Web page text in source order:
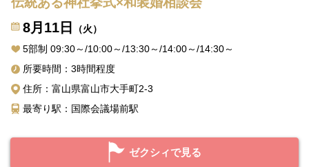
8月11日
（火）
5部制 09:30～/10:00～/13:30～/14:00～/14:30～
所要時間：3時間程度
住所：富山県富山市大手町2-3
最寄り駅：国際会議場前駅
ゼクシィで見る